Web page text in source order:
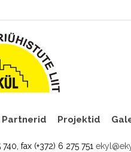
Partnerid Projektid
fax (+372) 6 275 751